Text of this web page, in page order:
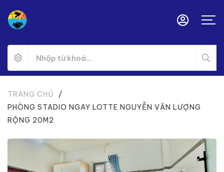
TRANG CHỦ
/
PHÒNG STADIO NGAY LOTTE NGUYỄN VĂN LƯỢNG
RỘNG 20M2